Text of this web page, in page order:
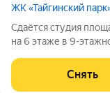
ЖК «Тайгинский
Сдаётся студия
на 6 этаже в 9-
выходят во двор. В
пассажирских. Во
Снять